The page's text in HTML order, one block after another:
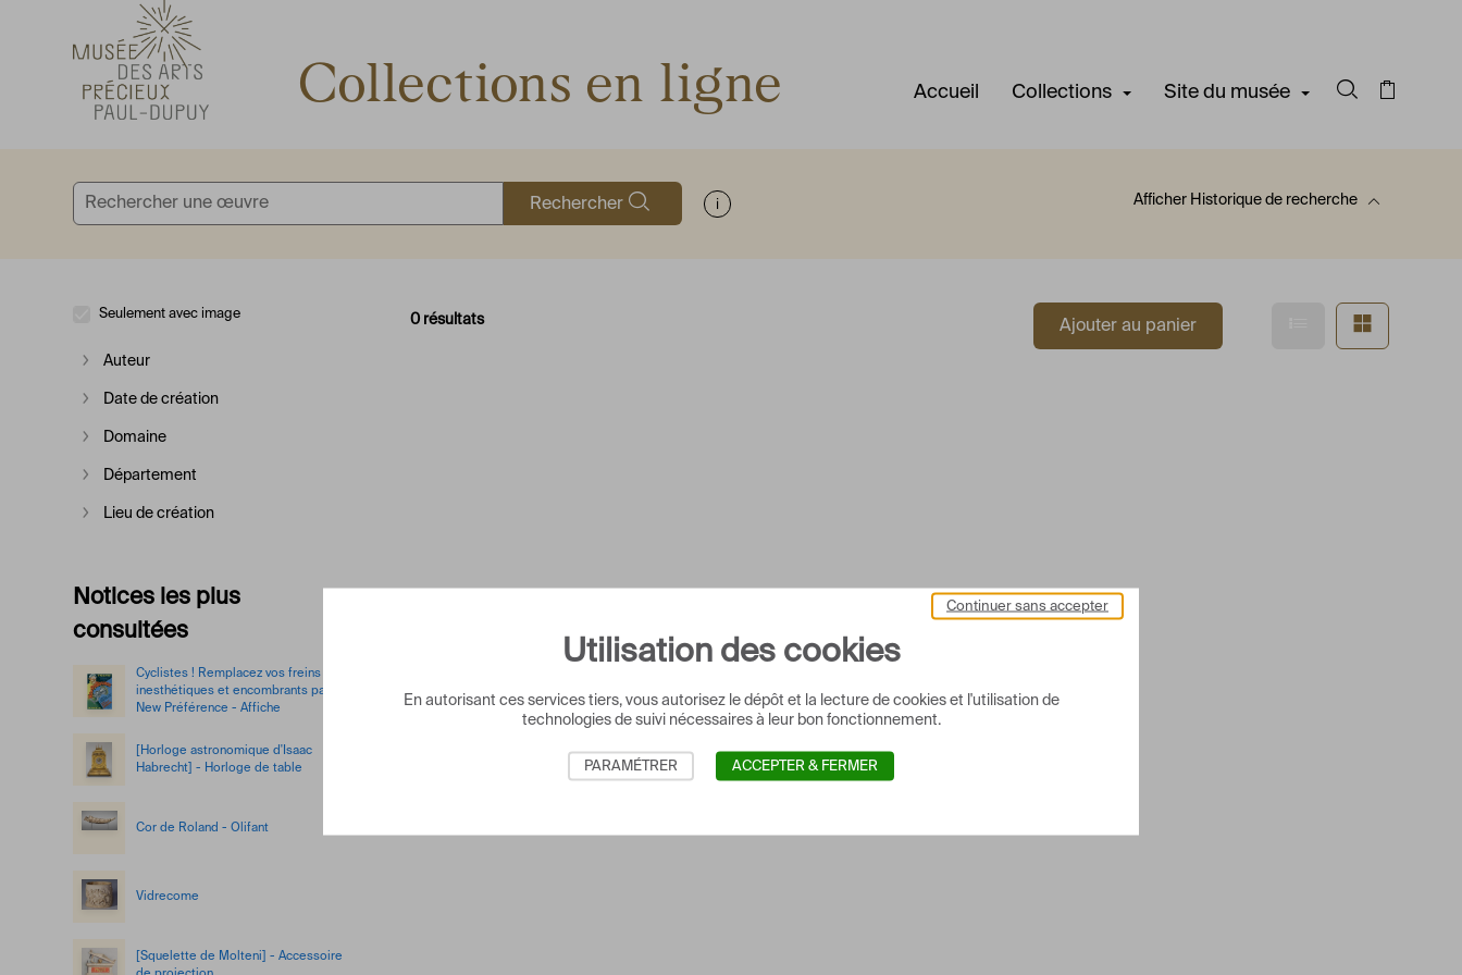
Accèder directement au contenu
Accèder directement au contenu
Collections en ligne Accueil Collections Site du musée
Rechercher
Panier
Rechercher Afficher les informations d'aide à la recherche AfficherHistorique de recherche
Seulement avec image
Afficher plus
Auteur
Afficher plus
Date de création
Afficher plus
Domaine
Afficher plus
Département
Afficher plus
Lieu de création
Notices les plus
consultées
Cyclistes ! Remplacez vos freins
inesthétiques et encombrants par le
New Préférence - Affiche
[Horloge astronomique d'Isaac
Habrecht] - Horloge de table
Cor de Roland - Olifant
Vidrecome
[Squelette de Molteni] - Accessoire
0 résultats Ajouter au panier Afficher en mode
Utilisation des cookies
En autorisant ces services tiers, vous autorisez le dépôt et la lecture de cookies et l'utilisation de
technologies de suivi nécessaires à leur bon fonctionnement.
Continuer sans accepter
PARAMÉTRER ACCEPTER & FERMER